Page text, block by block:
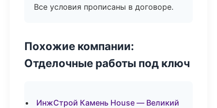
Все условия прописаны в договоре.
Похожие компании:
Отделочные работы под ключ
ИнжСтрой Камень House — Великий